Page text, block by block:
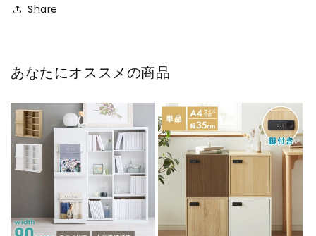
Share
あなたにオススメの商品